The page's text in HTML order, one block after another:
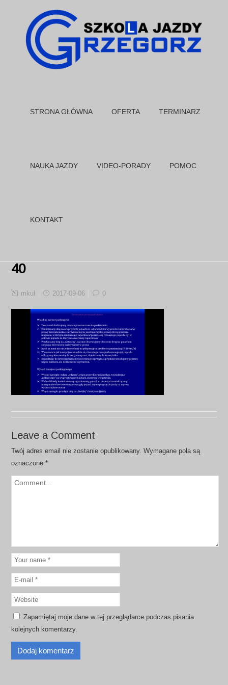
STRONA GŁÓWNA OFERTA TERMINARZ
NAUKA JAZDY VIDEO-PORADY POMOC
KONTAKT
40
mkul 2017-09-06 0
Leave a Comment
Twój adres email nie zostanie opublikowany. Wymagane pola są
oznaczone*
Zapamiętaj moje dane w tej przeglądarce podczas pisania
kolejnych komentarzy.